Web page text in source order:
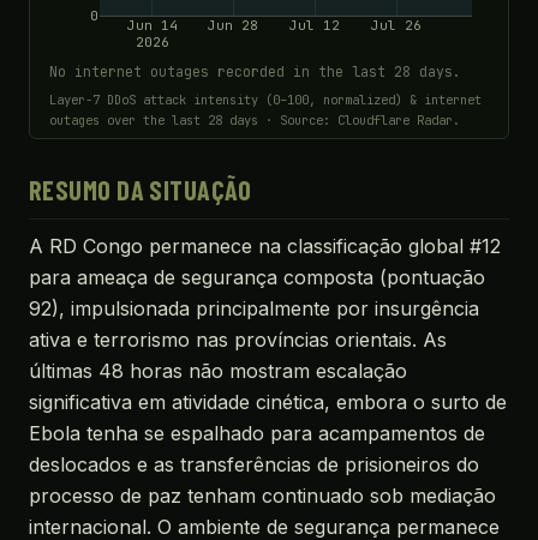
Jun 14
2026
Jun 28 Jul 12 Jul 26
0
No internet outages recorded in the last 28 days.
Layer-7 DDoS attack intensity (0–100, normalized) & internet
outages over the last 28 days · Source: Cloudflare Radar.
RESUMO DA SITUAÇÃO
A RD Congo permanece na classificação global #12
para ameaça de segurança composta (pontuação
92), impulsionada principalmente por insurgência
ativa e terrorismo nas províncias orientais. As
últimas 48 horas não mostram escalação
significativa em atividade cinética, embora o surto de
Ebola tenha se espalhado para acampamentos de
deslocados e as transferências de prisioneiros do
processo de paz tenham continuado sob mediação
internacional. O ambiente de segurança permanece